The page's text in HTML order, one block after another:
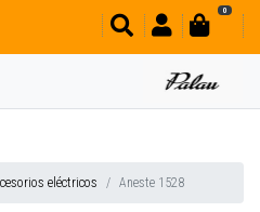
0
eléctricos Aneste 1528